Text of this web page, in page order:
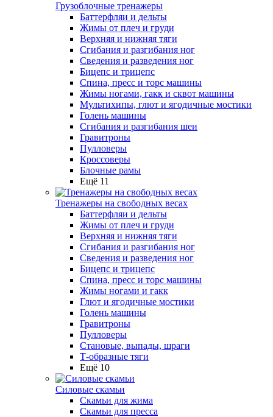
Грузоблочные тренажеры
Баттерфляи и дельты
Жимы от плеч и груди
Верхняя и нижняя тяги
Сгибания и разгибания ног
Сведения и разведения ног
Бицепс и трицепс
Спина, пресс и торс машины
Жимы ногами, гакк и сквот машины
Мультихипы, глют и ягодичные мостики
Голень машины
Сгибания и разгибания шеи
Гравитроны
Пулловеры
Кроссоверы
Блочные рамы
Ещё 11
Тренажеры на свободных весах
Баттерфляи и дельты
Жимы от плеч и груди
Верхняя и нижняя тяги
Сгибания и разгибания ног
Сведения и разведения ног
Бицепс и трицепс
Спина, пресс и торс машины
Жимы ногами и гакк
Глют и ягодичные мостики
Голень машины
Гравитроны
Пулловеры
Становые, выпады, шраги
Т-образные тяги
Ещё 10
Силовые скамьи
Скамьи для жима
Скамьи для пресса